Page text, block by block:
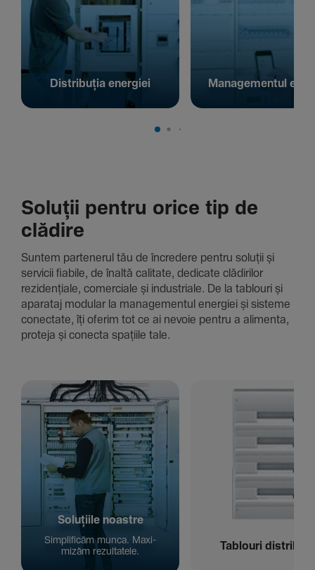
Distribuția energiei Managementul
Soluții pentru orice tip de
clădire
Suntem parte­nerul tău de încre­dere pentru soluții și
servicii fiabile, de înaltă cali­tate, dedi­cate clădi­rilor
rezi­den­țiale, comer­ciale și indus­triale. De la tablouri și
aparataj modular la managementul energiei și sisteme
conec­tate, îți oferim tot ce ai nevoie pentru a alimenta,
proteja și conecta spațiile tale.
Solu­țiile noastre
Simpli­ficăm munca. Maxi­
mizăm rezul­ta­tele.
Tablouri